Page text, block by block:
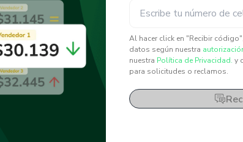
Al hacer click en "Recibir
datos según nuestra
nuestra Política de Privacidad. y
para solicitudes o reclamos.